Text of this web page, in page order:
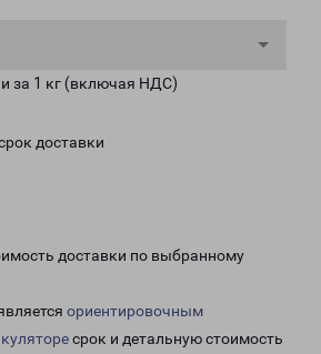
за 1 кг (включая НДС)
доставки
доставки по выбранному
ориентировочным
срок и детальную стоимость